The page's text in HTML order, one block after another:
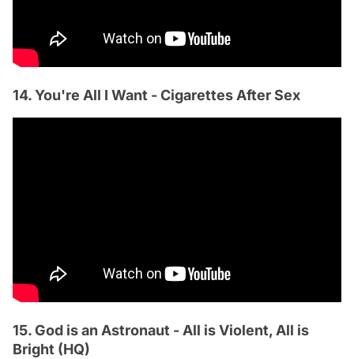
14. You're All I Want - Cigarettes After Sex
15. God is an Astronaut - All is Violent, All is
Bright (HQ)